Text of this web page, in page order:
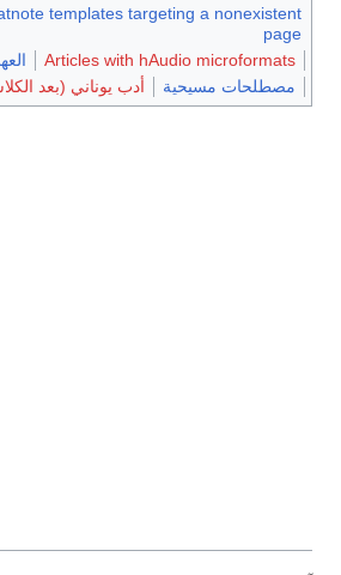
templates targeting a nonexistent
page
Articles with hAudio microformats
مصطلحات مسيحية
أدب يوناني (بعد